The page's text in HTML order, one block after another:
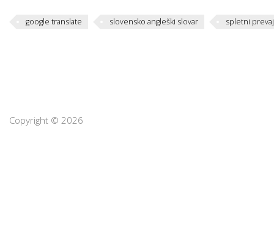
google translate slovensko angleški slovar spletni
Copyright © 2026